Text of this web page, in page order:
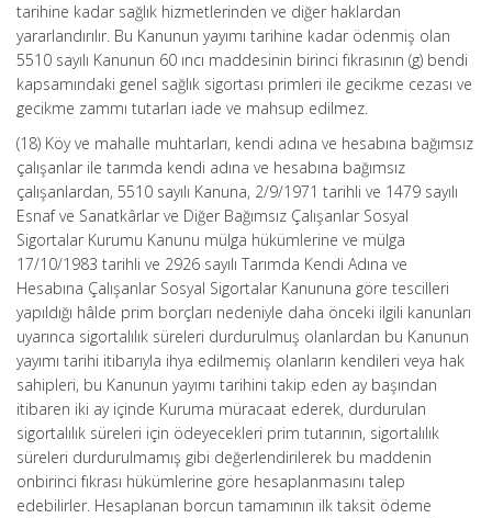
tarihine kadar sağlık hizmetlerinden ve diğer haklardan
yararlandırılır. Bu Kanunun yayımı tarihine kadar ödenmiş olan
5510 sayılı Kanunun 60 ıncı maddesinin birinci fıkrasının (g) bendi
kapsamındaki genel sağlık sigortası primleri ile gecikme cezası ve
gecikme zammı tutarları iade ve mahsup edilmez.
(18) Köy ve mahalle muhtarları, kendi adına ve hesabına bağımsız
çalışanlar ile tarımda kendi adına ve hesabına bağımsız
çalışanlardan, 5510 sayılı Kanuna, 2/9/1971 tarihli ve 1479 sayılı
Esnaf ve Sanatkârlar ve Diğer Bağımsız Çalışanlar Sosyal
Sigortalar Kurumu Kanunu mülga hükümlerine ve mülga
17/10/1983 tarihli ve 2926 sayılı Tarımda Kendi Adına ve
Hesabına Çalışanlar Sosyal Sigortalar Kanununa göre tescilleri
yapıldığı hâlde prim borçları nedeniyle daha önceki ilgili kanunları
uyarınca sigortalılık süreleri durdurulmuş olanlardan bu Kanunun
yayımı tarihi itibarıyla ihya edilmemiş olanların kendileri veya hak
sahipleri, bu Kanunun yayımı tarihini takip eden ay başından
itibaren iki ay içinde Kuruma müracaat ederek, durdurulan
sigortalılık süreleri için ödeyecekleri prim tutarının, sigortalılık
süreleri durdurulmamış gibi değerlendirilerek bu maddenin
onbirinci fıkrası hükümlerine göre hesaplanmasını talep
edebilirler. Hesaplanan borcun tamamının ilk taksit ödeme